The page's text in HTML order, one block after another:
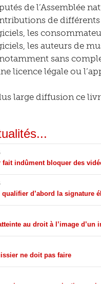
de l’Assemblée
de différents
les
les auteurs de
sans
licence légale ou
large diffusion ce
fait indûment bloquer des
qualifier d’abord la signature
au droit à l’image d’un
ne doit pas faire